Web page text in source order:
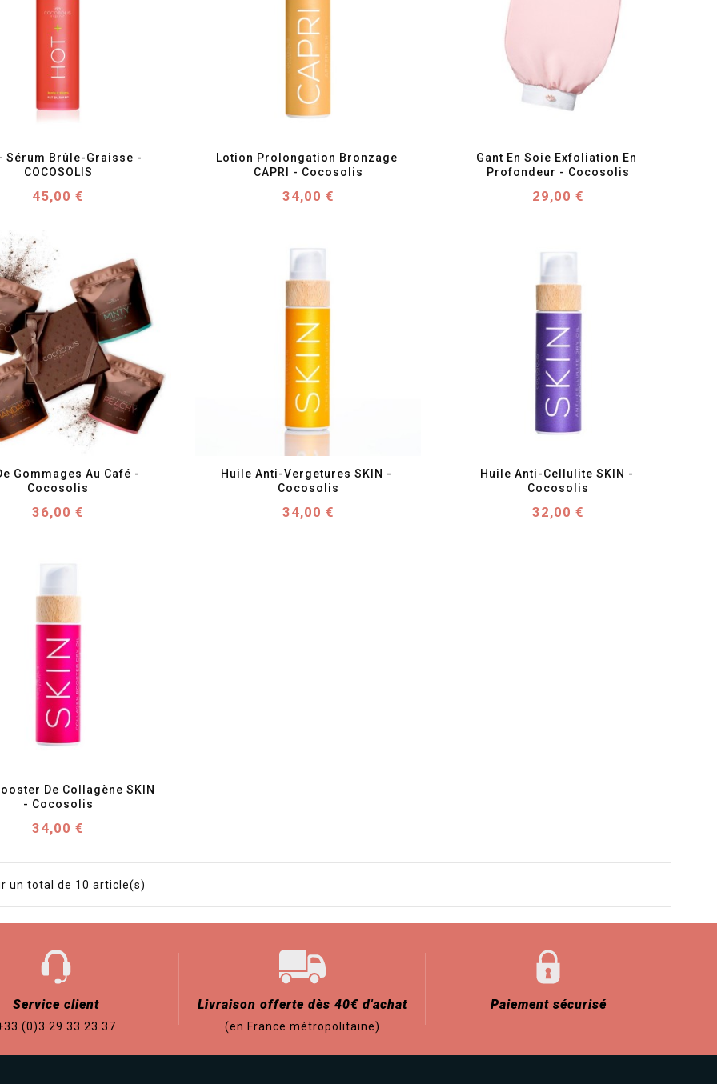
favorite_border
Sérum Brûle-Graisse -
COCOSOLIS
Prix
45,00 €
favorite_border
Lotion Prolongation Bronzage
CAPRI - Cocosolis
Prix
34,00 €
favorite_border
Gant En Soie Exfoliation En
Profondeur - Cocosolis
Prix
29,00 €
favorite_border visibility
Gommages Au Café -
Cocosolis
Prix
36,00 €
favorite_border
Huile Anti-Vergetures SKIN -
Cocosolis
Prix
34,00 €
favorite_border
Huile Anti-Cellulite SKIN -
Cocosolis
Prix
32,00 €
favorite_border
De Collagène SKIN
- Cocosolis
Prix
34,00 €
un total de 10 article(s)
Service client
(0)3 29 33 23 37
Livraison offerte dès 40€ d'achat
(en France métropolitaine)
Paiement sécurisé